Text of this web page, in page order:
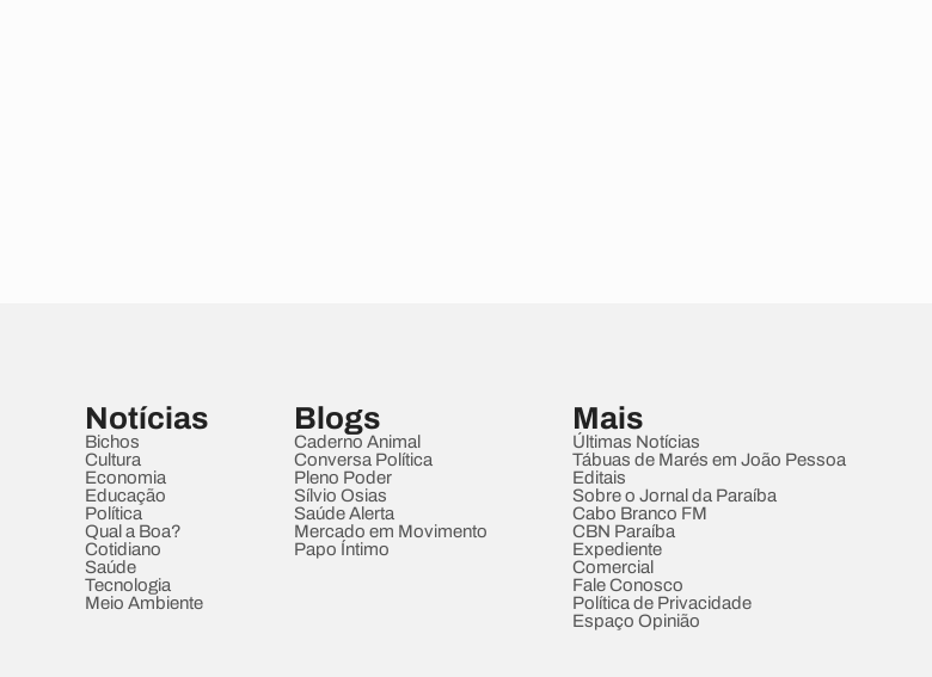
Notícias
Bichos
Cultura
Economia
Educação
Política
Qual a Boa?
Cotidiano
Saúde
Tecnologia
Meio Ambiente
Blogs
Caderno Animal
Conversa Política
Pleno Poder
Sílvio Osias
Saúde Alerta
Mercado em Movimento
Papo Íntimo
Mais
Últimas Notícias
Tábuas de Marés em João Pessoa
Editais
Sobre o Jornal da Paraíba
Cabo Branco FM
CBN Paraíba
Expediente
Comercial
Fale Conosco
Política de Privacidade
Espaço Opinião